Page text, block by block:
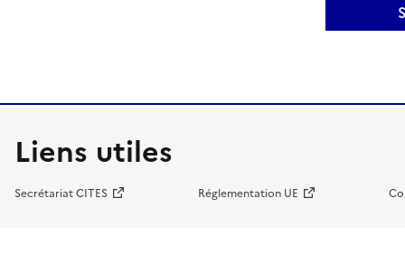
Liens utiles
Secrétariat CITES Réglementation UE